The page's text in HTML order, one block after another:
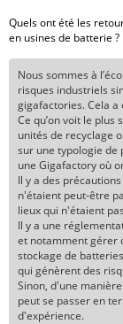
Quels ont été les
en usines de batterie ?
Nous sommes à
risques industriels
gigafactories. Cela
Ce qu’on voit le
unités de recyclage
sur une typologie de
une Gigafactory où
Il y a des
n'étaient peut-être
lieux qui n'étaient
Il y a une
et notamment gérer
stockage de
qui génèrent des
Sinon, d'une
peut se passer en
d'expérience.